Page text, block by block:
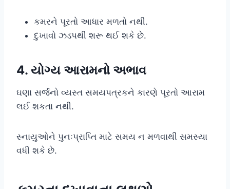
કમરને પૂરતો આધાર મળતો નથી.
દુખાવો ઝડપથી શરૂ થઈ શકે છે.
4. યોગ્ય આરામનો અભાવ
ઘણા સર્જનો વ્યસ્ત સમયપત્રકને કારણે પૂરતો આરામ
લઈ શકતા નથી.
સ્નાયુઓને પુનઃપ્રાપ્તિ માટે સમય ન મળવાથી સમસ્યા
વધી શકે છે.